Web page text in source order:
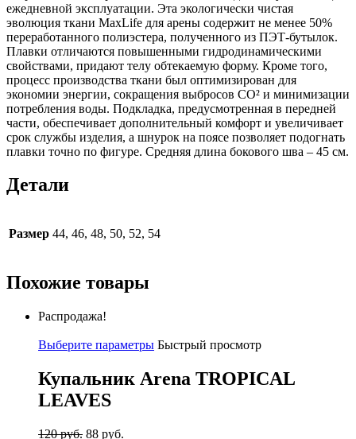
ежедневной эксплуатации. Эта экологически чистая
эволюция ткани MaxLife для арены содержит не менее 50%
переработанного полиэстера, полученного из ПЭТ-бутылок.
Плавки отличаются повышенными гидродинамическими
свойствами, придают телу обтекаемую форму. Кроме того,
процесс производства ткани был оптимизирован для
экономии энергии, сокращения выбросов CO² и минимизации
потребления воды. Подкладка, предусмотренная в передней
части, обеспечивает дополнительный комфорт и увеличивает
срок службы изделия, а шнурок на поясе позволяет подогнать
плавки точно по фигуре. Средняя длина бокового шва – 45 см.
Детали
Размер 44, 46, 48, 50, 52, 54
Похожие товары
Распродажа!
Выберите параметры Быстрый просмотр
Купальник Arena TROPICAL
LEAVES
120руб. 88 руб.